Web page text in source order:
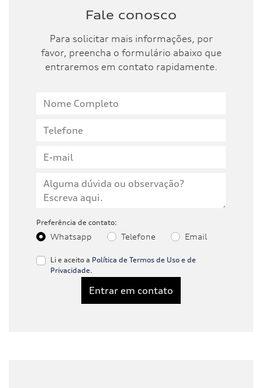
Fale conosco
Para solicitar mais informações, por
favor, preencha o formulário abaixo que
entraremos em contato rapidamente.
Preferência de contato:
Whatsapp Telefone Email
Li e aceito a Política de Termos de Uso e de
Privacidade.
Entrar em contato